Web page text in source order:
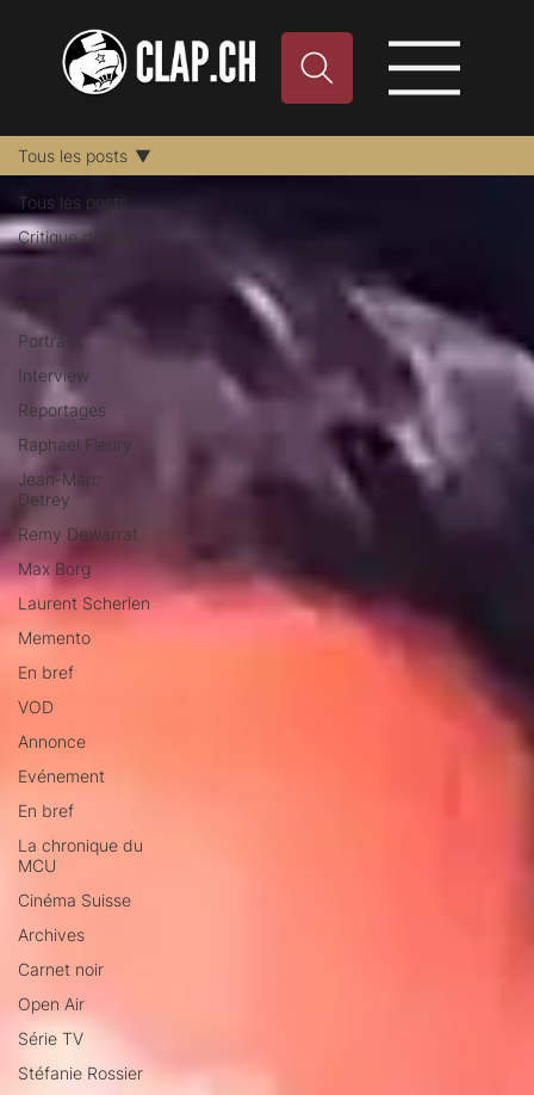
Tous les posts
Critique de film
Festival
Portraits
Interview
Reportages
Raphael Fleury
Jean-Marc
Detrey
Remy Dewarrat
Max Borg
Laurent Scherlen
Memento
En bref
VOD
Annonce
Evénement
En bref
La chronique du
MCU
Cinéma Suisse
Archives
Carnet noir
Open Air
Série TV
Stéfanie Rossier
Tous les posts